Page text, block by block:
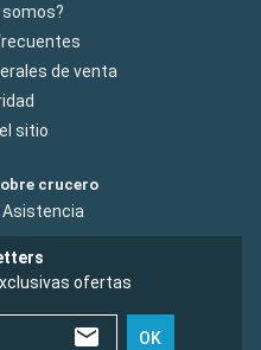
somos?
de venta
sitio
crucero
Asistencia
ofertas
OK